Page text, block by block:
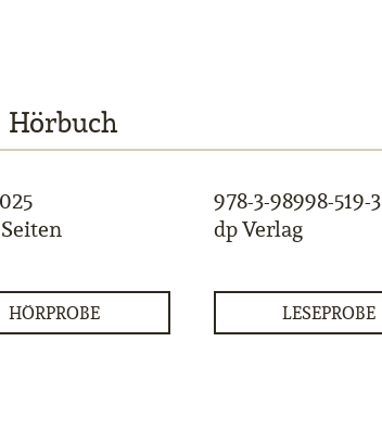
Hörbuch
Seiten
978-3-98998-519-3
dp Verlag
HÖRPROBE LESEPROBE